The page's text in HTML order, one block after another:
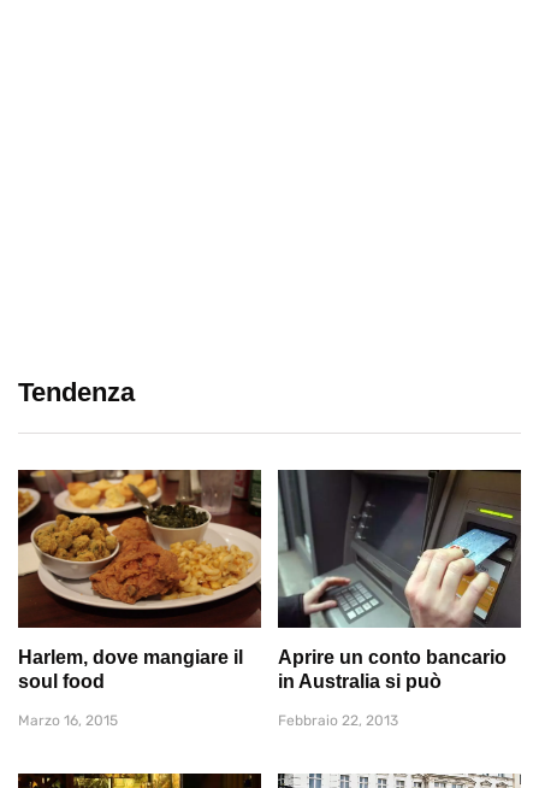
Tendenza
Harlem, dove mangiare il
soul food
Marzo 16, 2015
Aprire un conto bancario
in Australia si può
Febbraio 22, 2013